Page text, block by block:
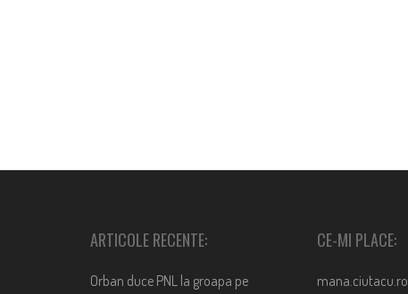
ARTICOLE RECENTE:
Orban duce PNL la groapa pe
CE-MI PLACE:
mana.ciutacu.ro